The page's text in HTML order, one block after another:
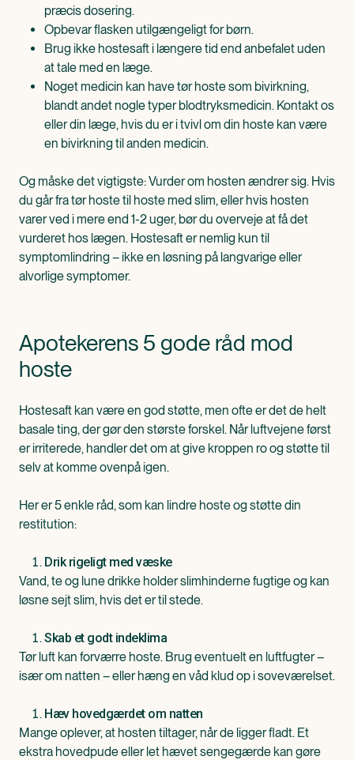
præcis dosering.
Opbevar flasken utilgængeligt for børn.
Brug ikke hostesaft i længere tid end anbefalet uden
at tale med en læge.
Noget medicin kan have tør hoste som bivirkning,
blandt andet nogle typer blodtryksmedicin. Kontakt os
eller din læge, hvis du er i tvivl om din hoste kan være
en bivirkning til anden medicin.
Og måske det vigtigste: Vurder om hosten ændrer sig. Hvis
du går fra tør hoste til hoste med slim, eller hvis hosten
varer ved i mere end 1-2 uger, bør du overveje at få det
vurderet hos lægen. Hostesaft er nemlig kun til
symptomlindring – ikke en løsning på langvarige eller
alvorlige symptomer.
Apotekerens 5 gode råd mod
hoste
Hostesaft kan være en god støtte, men ofte er det de helt
basale ting, der gør den største forskel. Når luftvejene først
er irriterede, handler det om at give kroppen ro og støtte til
selv at komme ovenpå igen.
Her er 5 enkle råd, som kan lindre hoste og støtte din
restitution:
Drik rigeligt med væske
Vand, te og lune drikke holder slimhinderne fugtige og kan
løsne sejt slim, hvis det er til stede.
Skab et godt indeklima
Tør luft kan forværre hoste. Brug eventuelt en luftfugter –
især om natten – eller hæng en våd klud op i soveværelset.
Hæv hovedgærdet om natten
Mange oplever, at hosten tiltager, når de ligger fladt. Et
ekstra hovedpude eller let hævet sengegærde kan gøre